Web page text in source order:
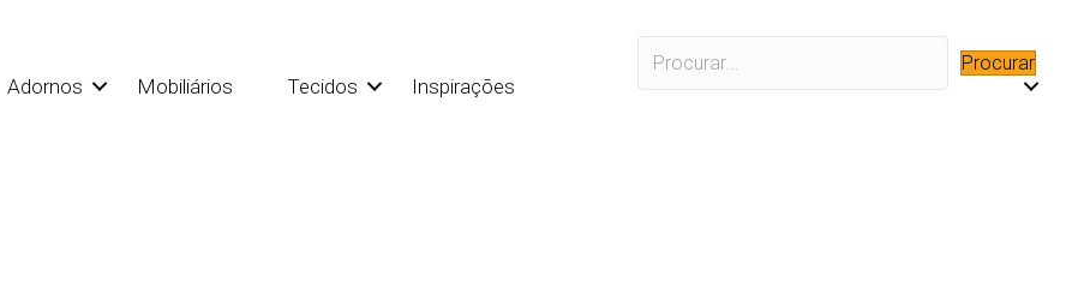
Adornos Mobiliários Tecidos
Inspirações
Procurar